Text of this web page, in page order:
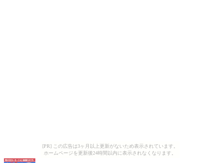
[PR] この広告は3ヶ月以上更新がないため表示されています。
ホームページを更新後24時間以内に表示されなくなります。